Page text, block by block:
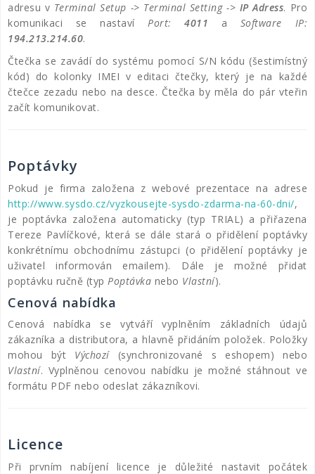
adresu v Terminal Setup -> Terminal Setting -> IP Adress. Pro
komunikaci se nastavíPort:4011 a Software IP:
194.213.214.60.
Čtečka se zavádí do systému pomocí S/N kódu (šestimístný
kód) do kolonky IMEI v editaci čtečky, který je na každé
čtečce zezadu nebo na desce. Čtečka by měla do pár vteřin
začít komunikovat.
Poptávky
Pokud je firma založena z webové prezentace na adrese
http://www.sysdo.cz/vyzkousejte-sysdo-zdarma-na-60-dni/,
je poptávka založena automaticky (typ TRIAL) a přiřazena
Tereze Pavlíčkové, která se dále stará o přidělení poptávky
konkrétnímu obchodnímu zástupci (o přidělení poptávky je
uživatel informován emailem). Dále je možné přidat
poptávku ručně (typ Poptávka nebo Vlastní).
Cenová nabídka
Cenová nabídka se vytváří vyplněním základních údajů
zákazníka a distributora, a hlavně přidáním položek. Položky
mohou být Výchozí(synchronizované s eshopem) nebo
Vlastní. Vyplněnou cenovou nabídku je možné stáhnout ve
formátu PDF nebo odeslat zákazníkovi.
Licence
Při prvním nabíjení licence je důležité nastavit počátek